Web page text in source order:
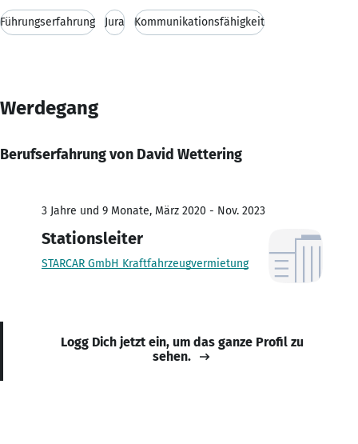
Führungserfahrung Jura Kommunikationsfähigkeit
Werdegang
Berufserfahrung von David Wettering
3 Jahre und 9 Monate, März 2020 - Nov. 2023
Stationsleiter
STARCAR GmbH Kraftfahrzeugvermietung
Logg Dich jetzt ein, um das ganze Profil zu
sehen.